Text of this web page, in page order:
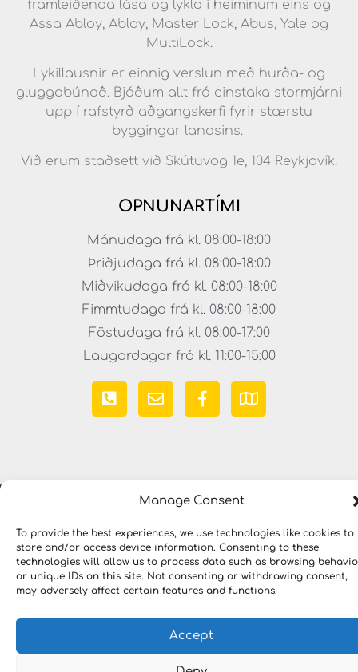
Manage Consent
To provide the best experiences, we use technologies like cookies to
store and/or access device information. Consenting to these
technologies will allow us to process data such as browsing
or unique IDs on this site. Not consenting or withdrawing consent,
may adversely affect certain features and functions.
Accept
framleiðenda lása og lykla í heiminum eins og
Assa Abloy, Abloy, Master Lock, Abus, Yale og
MultiLock.
Lykillausnir er einnig verslun með hurða- og
gluggabúnað. Bjóðum allt frá einstaka stormjárni
upp í rafstyrð aðgangskerfi fyrir stærstu
byggingar landsins.
Við erum staðsett við Skútuvog 1e, 104 Reykjavík.
OPNUNARTÍMI
Mánudaga frá kl. 08:00-18:00
Þriðjudaga frá kl. 08:00-18:00
Miðvikudaga frá kl. 08:00-18:00
Fimmtudaga frá kl. 08:00-18:00
Föstudaga frá kl. 08:00-17:00
Laugardagar frá kl. 11:00-15:00
Copyright © 2023 LYKILLAUSNIR. Öll réttindi áskilin